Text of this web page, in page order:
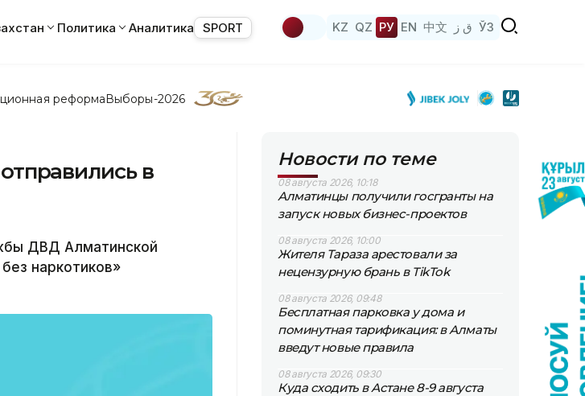
Политика Аналитика SPORT KZ QZ РУ EN 中文 ق ز ЎЗ
реформаВыборы-2026
в
ДВД Алматинской
наркотиков»
Новости по теме
08 августа 2026, 10:18
Алматинцы получили госгранты на
запуск новых бизнес-проектов
08 августа 2026, 10:00
Жителя Тараза арестовали за
нецензурную брань в TikTok
08 августа 2026, 09:48
Бесплатная парковка у дома и
поминутная тарификация: в Алматы
введут новые правила
08 августа 2026, 09:30
Куда сходить в Астане 8-9 августа